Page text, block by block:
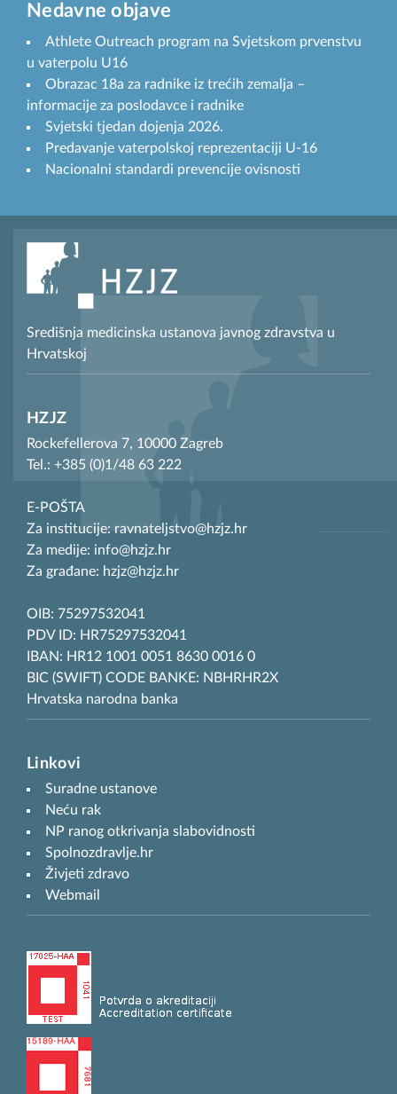
Nedavne objave
Athlete Outreach program na Svjetskom prvenstvu
u vaterpolu U16
Obrazac 18a za radnike iz trećih zemalja –
informacije za poslodavce i radnike
Svjetski tjedan dojenja 2026.
Predavanje vaterpolskoj reprezentaciji U-16
Nacionalni standardi prevencije ovisnosti
Središnja medicinska ustanova javnog zdravstva u
Hrvatskoj
HZJZ
Rockefellerova 7, 10000 Zagreb
Tel.: +385 (0)1/48 63 222
E-POŠTA
Za institucije: ravnateljstvo@hzjz.hr
Za medije: info@hzjz.hr
Za građane: hzjz@hzjz.hr
OIB: 75297532041
PDV ID: HR75297532041
IBAN: HR12 1001 0051 8630 0016 0
BIC (SWIFT) CODE BANKE: NBHRHR2X
Hrvatska narodna banka
Linkovi
Suradne ustanove
Neću rak
NP ranog otkrivanja slabovidnosti
Spolnozdravlje.hr
Živjeti zdravo
Webmail